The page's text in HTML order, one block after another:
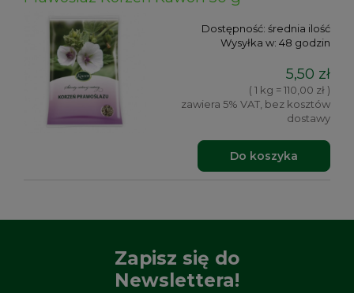
Dostępność: średnia ilość
Wysyłka w: 48 godzin
5,50 zł
( 1 kg = 110,00 zł )
zawiera 5% VAT, bez kosztów
dostawy
Do koszyka
Zapisz się do
Newslettera!